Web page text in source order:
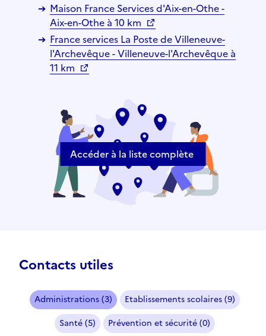
Maison France Services d'Aix-en-Othe -
Aix-en-Othe à 10 km
France services La Poste de Villeneuve-
l'Archevêque - Villeneuve-l'Archevêque à
11 km
Accéder à la liste complète
Contacts utiles
Administrations (3)
Etablissements scolaires (9)
Santé (5)
Prévention et sécurité (0)